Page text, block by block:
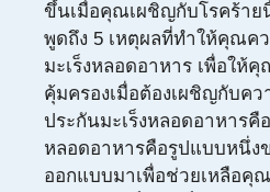
ขึ้นเมื่อคุณเผชิญกับโรคร้าย
พูดถึง 5 เหตุผลที่ทำให้คุณค
มะเร็งหลอดอาหาร เพื่อให้
คุ้มครองเมื่อต้องเผชิญกับค
ประกันมะเร็งหลอดอาหารคื
หลอดอาหารคือรูปแบบหนึ่ง
ออกแบบมาเพื่อช่วยเหลือคุ